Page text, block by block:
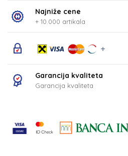
Najniže cene
+ 10.000 artikala
Garancija kvaliteta
Garancija kvaliteta